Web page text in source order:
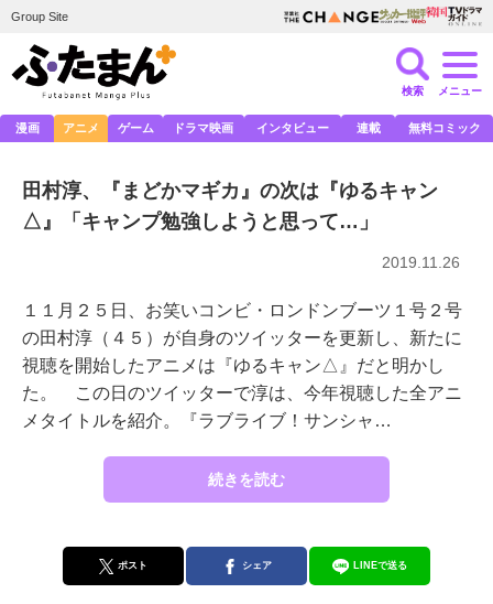
Group Site
検索 メニュー
漫画 アニメ ゲーム ドラマ映画 インタビュー 連載 無料コミック
田村淳、『まどかマギカ』の次は『ゆるキャン
△』「キャンプ勉強しようと思って…」
2019.11.26
１１月２５日、お笑いコンビ・ロンドンブーツ１号２号
の田村淳（４５）が自身のツイッターを更新し、新たに
視聴を開始したアニメは『ゆるキャン△』だと明かし
た。 この日のツイッターで淳は、今年視聴した全アニ
メタイトルを紹介。『ラブライブ！サンシャ…
続きを読む
ポスト シェア LINEで送る